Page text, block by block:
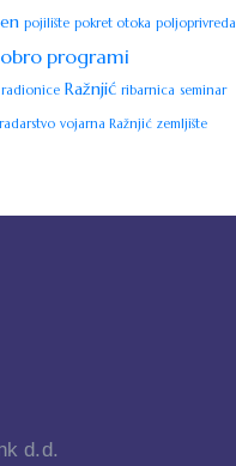
pojilište pokret otoka poljoprivreda
programi
radionice Ražnjić ribarnica seminar
vojarna Ražnjić zemljište
d.d.